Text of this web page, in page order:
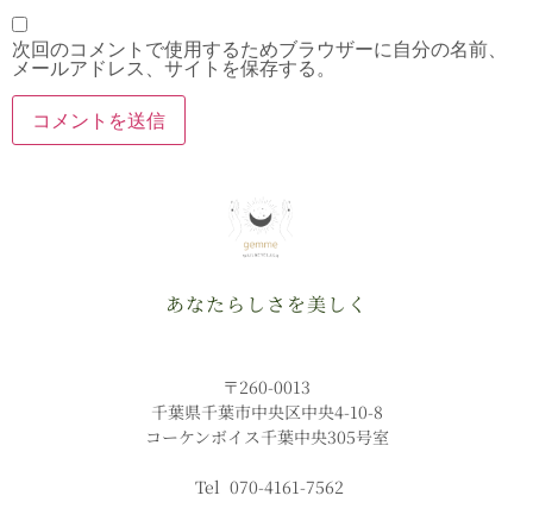
次回のコメントで使用するためブラウザーに自分の名前、
メールアドレス、サイトを保存する。
あなたらしさを美しく
〒260-0013
千葉県千葉市中央区中央4-10-8
コーケンボイス千葉中央305号室
Tel 070-4161-7562